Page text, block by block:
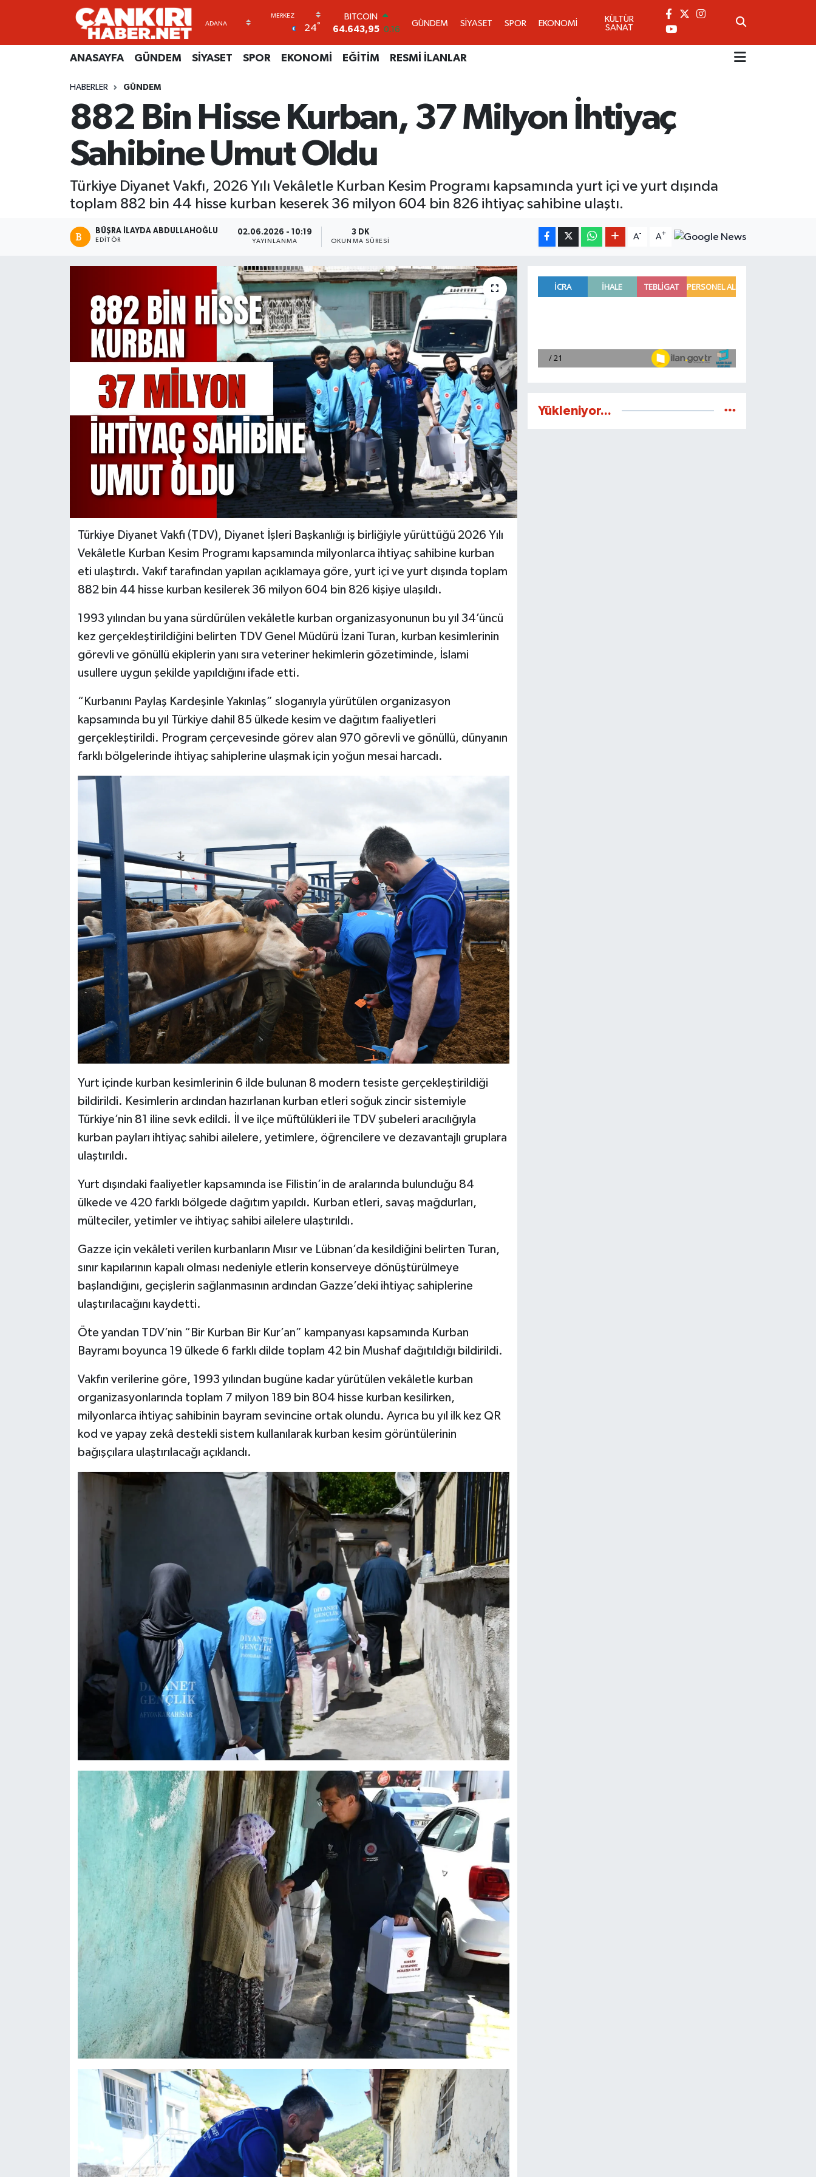
24°
DOLAR
47,6704 0
55,0406 -0.08
6500.87
BİST100
13.799
70
64.643,95
GÜNDEM SİYASET SPOR EKONOMİ
KÜLTÜR
SANAT
ANASAYFA GÜNDEM SİYASET SPOR EKONOMİ EĞİTİM RESMİ İLANLAR
HABERLER GÜNDEM
882 Bin Hisse Kurban, 37 Milyon İhtiyaç
Sahibine Umut Oldu
Türkiye Diyanet Vakfı, 2026 Yılı Vekâletle Kurban Kesim Programı kapsamında yurt içi ve yurt dışında
toplam 882 bin 44 hisse kurban keserek 36 milyon 604 bin 826 ihtiyaç sahibine ulaştı.
BÜŞRA İLAYDA ABDULLAHOĞLU
EDITÖR
02.06.2026 - 10:19
YAYINLANMA
3 DK
OKUNMA SÜRESI
A- A+
Türkiye Diyanet Vakfı (TDV), Diyanet İşleri Başkanlığı iş birliğiyle yürüttüğü 2026 Yılı
Vekâletle Kurban Kesim Programı kapsamında milyonlarca ihtiyaç sahibine kurban
eti ulaştırdı. Vakıf tarafından yapılan açıklamaya göre, yurt içi ve yurt dışında toplam
882 bin 44 hisse kurban kesilerek 36 milyon 604 bin 826 kişiye ulaşıldı.
1993 yılından bu yana sürdürülen vekâletle kurban organizasyonunun bu yıl 34’üncü
kez gerçekleştirildiğini belirten TDV Genel Müdürü İzani Turan, kurban kesimlerinin
görevli ve gönüllü ekiplerin yanı sıra veteriner hekimlerin gözetiminde, İslami
usullere uygun şekilde yapıldığını ifade etti.
“Kurbanını Paylaş Kardeşinle Yakınlaş” sloganıyla yürütülen organizasyon
kapsamında bu yıl Türkiye dahil 85 ülkede kesim ve dağıtım faaliyetleri
gerçekleştirildi. Program çerçevesinde görev alan 970 görevli ve gönüllü, dünyanın
farklı bölgelerinde ihtiyaç sahiplerine ulaşmak için yoğun mesai harcadı.
Yurt içinde kurban kesimlerinin 6 ilde bulunan 8 modern tesiste gerçekleştirildiği
bildirildi. Kesimlerin ardından hazırlanan kurban etleri soğuk zincir sistemiyle
Türkiye’nin 81 iline sevk edildi. İl ve ilçe müftülükleri ile TDV şubeleri aracılığıyla
kurban payları ihtiyaç sahibi ailelere, yetimlere, öğrencilere ve dezavantajlı gruplara
ulaştırıldı.
Yurt dışındaki faaliyetler kapsamında ise Filistin’in de aralarında bulunduğu 84
ülkede ve 420 farklı bölgede dağıtım yapıldı. Kurban etleri, savaş mağdurları,
mülteciler, yetimler ve ihtiyaç sahibi ailelere ulaştırıldı.
Gazze için vekâleti verilen kurbanların Mısır ve Lübnan’da kesildiğini belirten Turan,
sınır kapılarının kapalı olması nedeniyle etlerin konserveye dönüştürülmeye
başlandığını, geçişlerin sağlanmasının ardından Gazze’deki ihtiyaç sahiplerine
ulaştırılacağını kaydetti.
Öte yandan TDV’nin “Bir Kurban Bir Kur’an” kampanyası kapsamında Kurban
Bayramı boyunca 19 ülkede 6 farklı dilde toplam 42 bin Mushaf dağıtıldığı bildirildi.
Vakfın verilerine göre, 1993 yılından bugüne kadar yürütülen vekâletle kurban
organizasyonlarında toplam 7 milyon 189 bin 804 hisse kurban kesilirken,
milyonlarca ihtiyaç sahibinin bayram sevincine ortak olundu. Ayrıca bu yıl ilk kez QR
kod ve yapay zekâ destekli sistem kullanılarak kurban kesim görüntülerinin
bağışçılara ulaştırılacağı açıklandı.
Yükleniyor...
ANASAYFA
SİYASET
RESMİ İLANLAR
Künye
Gizlilik Sözleşmesi
BİYOGRAFİLER
GÜNDEM
KÜLTÜR SANAT
VİZYONDAKİLER
Merkez Hava Durumu
Süper Lig Puan Durumu ve Fikstür
Tüm Manşetler
Haber Arşivi